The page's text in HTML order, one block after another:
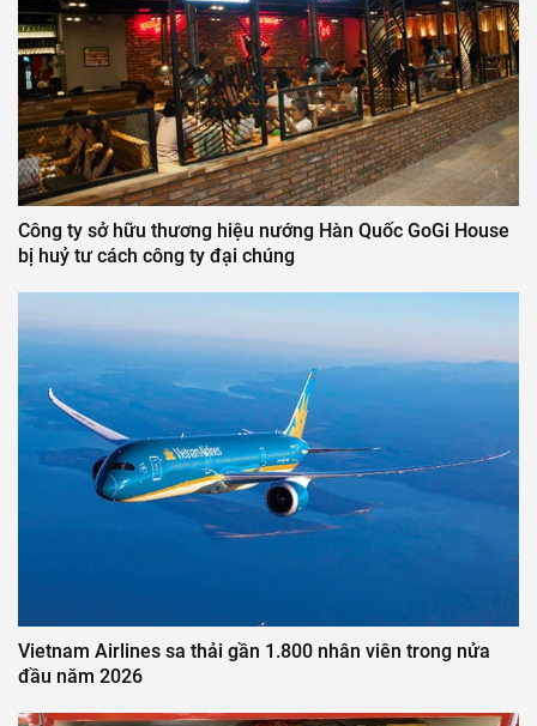
Công ty sở hữu thương hiệu nướng Hàn Quốc GoGi House
bị huỷ tư cách công ty đại chúng
Vietnam Airlines sa thải gần 1.800 nhân viên trong nửa
đầu năm 2026